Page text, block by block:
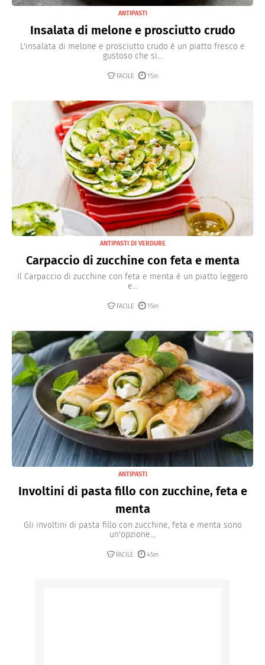
ANTIPASTI
Insalata di melone e prosciutto crudo
L'insalata di melone e prosciutto crudo è un piatto fresco e
gustoso che si...
FACILE 15m
ANTIPASTI DI VERDURE
Carpaccio di zucchine con feta e menta
Il Carpaccio di zucchine con feta e menta è un piatto leggero
e...
FACILE 15m
ANTIPASTI
Involtini di pasta fillo con zucchine, feta e
menta
Gli involtini di pasta fillo con zucchine, feta e menta sono
un'opzione...
FACILE 45m